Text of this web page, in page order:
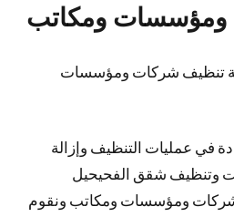
ومكاتب
تنظيف شركات ومؤسسات
في عمليات التنظيف وإزالة
وتنظيف شقق الفحيحيل
ومؤسسات ومكاتب ونقوم